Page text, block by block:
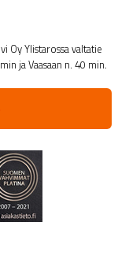
Oy Ylistarossa valtatie
ja Vaasaan n. 40 min.